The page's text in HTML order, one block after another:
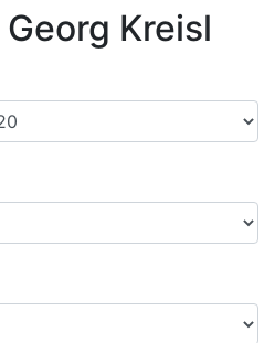
Georg Kreisl